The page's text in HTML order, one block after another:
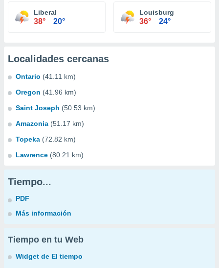
Liberal
38° 20°
Louisburg
36° 24°
Localidades cercanas
Ontario (41.11 km)
Oregon (41.96 km)
Saint Joseph (50.53 km)
Amazonia (51.17 km)
Topeka (72.82 km)
Lawrence (80.21 km)
Tiempo...
PDF
Más información
Tiempo en tu Web
Widget de El tiempo